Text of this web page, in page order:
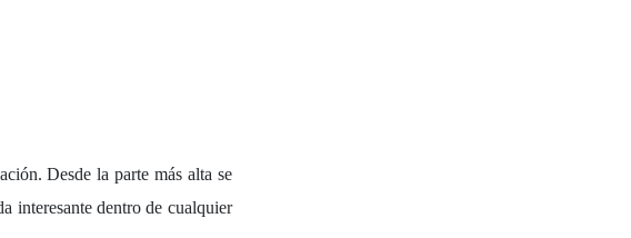
Desde la parte más alta se
interesante dentro de cualquier